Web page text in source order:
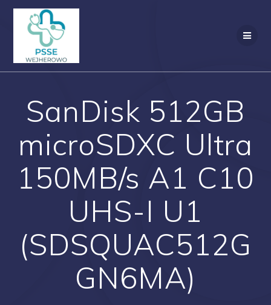
SanDisk 512GB
microSDXC Ultra
150MB/s A1 C10
UHS-I U1
(SDSQUAC512G
GN6MA)